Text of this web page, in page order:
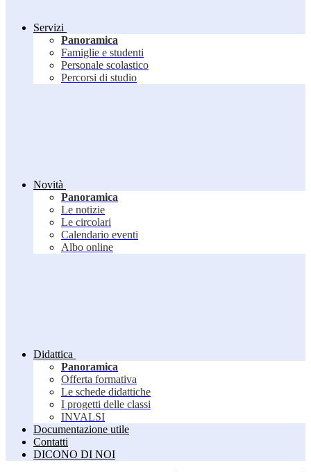
Servizi
Panoramica
Famiglie e studenti
Personale scolastico
Percorsi di studio
Novità
Panoramica
Le notizie
Le circolari
Calendario eventi
Albo online
Didattica
Panoramica
Offerta formativa
Le schede didattiche
I progetti delle classi
INVALSI
Documentazione utile
Contatti
DICONO DI NOI